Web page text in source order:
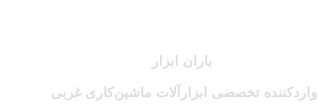
باران ابزار
واردکننده تخصصی ابزارآلات ماشین‌کاری غربی